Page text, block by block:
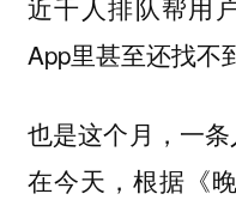
App里甚至还找不
也是这个月，一
在今天，根据《